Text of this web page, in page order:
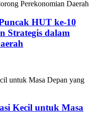
HUT ke-10
Strategis dalam
Kecil untuk Masa